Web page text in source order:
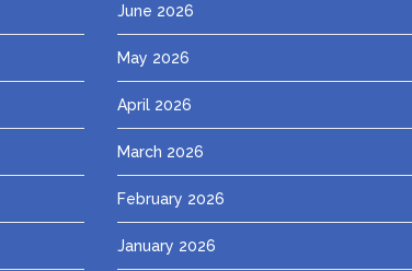
June 2026
May 2026
April 2026
March 2026
February 2026
January 2026